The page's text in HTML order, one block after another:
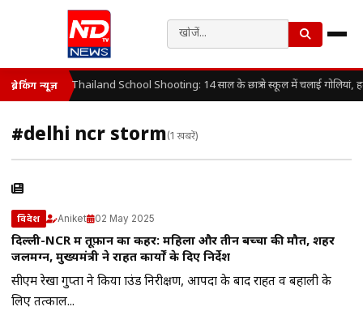
ब्रेकिंग न्यूज़ Thailand School Shooting: 14 साल के छात्र ने स्कूल में चलाई गोलियां,
#delhi ncr storm(1 खबरें)
विदेश Aniket 02 May 2025
दिल्ली-NCR में तूफ़ान का कहर: महिला और तीन बच्चों की मौत, शहर
जलमग्न, मुख्यमंत्री ने राहत कार्यों के दिए निर्देश
सीएम रेखा गुप्ता ने किया ग्राउंड निरीक्षण, आपदा के बाद राहत व बहाली के
लिए तत्काल...